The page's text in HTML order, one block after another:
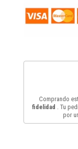
Comprando
fidelidad
. Tu
por